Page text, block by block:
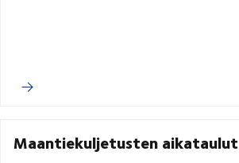
Maantiekuljetusten aikataulut